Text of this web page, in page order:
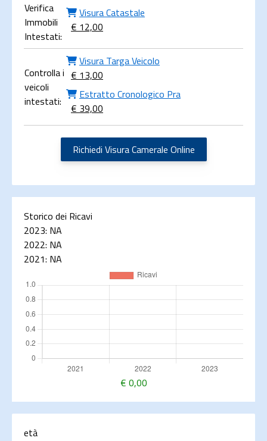
Verifica
Immobili
Intestati:
Visura Catastale
€ 12,00
Controlla i
veicoli
intestati:
Visura Targa Veicolo
€ 13,00
Estratto Cronologico Pra
€ 39,00
Richiedi Visura Camerale Online
Storico dei Ricavi
2023: NA
2022: NA
2021: NA
€ 0,00
età